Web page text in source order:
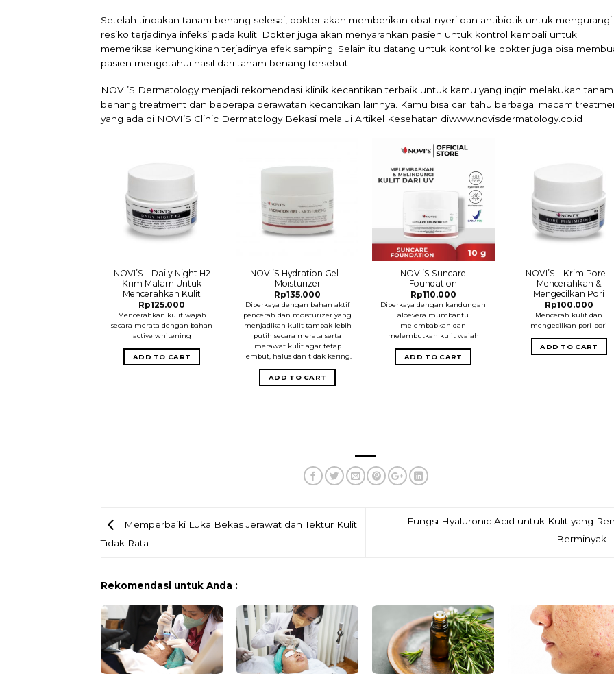
Setelah tindakan tanam benang selesai, dokter akan memberikan obat nyeri dan antibiotik untuk mengurangi
resiko terjadinya infeksi pada kulit. Dokter juga akan menyarankan pasien untuk kontrol kembali untuk
memeriksa kemungkinan terjadinya efek samping. Selain itu datang untuk kontrol ke dokter juga bisa
pasien mengetahui hasil dari tanam benang tersebut.
NOVI’S Dermatologymenjadi rekomendasi klinik kecantikan terbaik untuk kamu yang ingin melakukan tanam
benang treatment dan beberapa perawatan kecantikan lainnya. Kamu bisa cari tahu berbagai macam
yang ada di NOVI’S Clinic Dermatology Bekasi melalui Artikel Kesehatan diwww.novisdermatology.co.id
NOVI’S – Daily Night H2
Krim Malam Untuk
Mencerahkan Kulit
Rp125.000
Mencerahkan kulit wajah
secara merata dengan bahan
active whitening
ADD TO CART
NOVI’S Hydration Gel –
Moisturizer
Rp135.000
Diperkaya dengan bahan aktif
pencerah dan moisturizer yang
menjadikan kulit tampak lebih
putih secara merata serta
merawat kulit agar tetap
lembut, halus dan tidak kering.
ADD TO CART
NOVI’S Suncare
Foundation
Rp110.000
Diperkaya dengan kandungan
aloevera mumbantu
melembabkan dan
melembutkan kulit wajah
ADD TO CART
NOVI’S – Krim Pore –
Mencerahkan &
Mengecilkan Pori
Rp100.000
Mencerah kulit dan
mengecilkan pori-pori
ADD TO CART
Memperbaiki Luka Bekas Jerawat dan Tektur Kulit
Tidak Rata
Fungsi Hyaluronic Acid untuk Kulit yang
Berminyak
Rekomendasi untuk Anda :